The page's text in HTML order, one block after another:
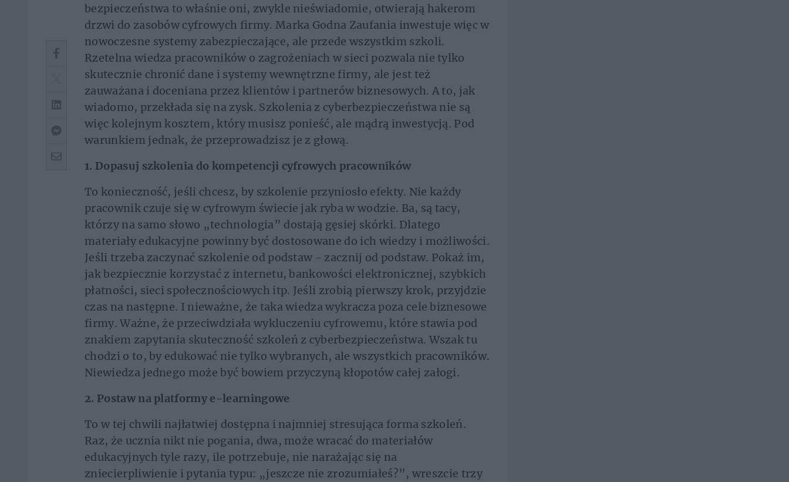
bezpieczeństwa to właśnie oni, zwykle nieświadomie, otwierają hakerom
drzwi do zasobów cyfrowych firmy. Marka Godna Zaufania inwestuje więc w
nowoczesne systemy zabezpieczające, ale przede wszystkim szkoli.
Rzetelna wiedza pracowników o zagrożeniach w sieci pozwala nie tylko
skutecznie chronić dane i systemy wewnętrzne firmy, ale jest też
zauważana i doceniana przez klientów i partnerów biznesowych. A to, jak
wiadomo, przekłada się na zysk. Szkolenia z cyberbezpieczeństwa nie są
więc kolejnym kosztem, który musisz ponieść, ale mądrą inwestycją. Pod
warunkiem jednak, że przeprowadzisz je z głową.
1. Dopasuj szkolenia do kompetencji cyfrowych pracowników
To konieczność, jeśli chcesz, by szkolenie przyniosło efekty. Nie każdy
pracownik czuje się w cyfrowym świecie jak ryba w wodzie. Ba, są tacy,
którzy na samo słowo „technologia” dostają gęsiej skórki. Dlatego
materiały edukacyjne powinny być dostosowane do ich wiedzy i możliwości.
Jeśli trzeba zaczynać szkolenie od podstaw - zacznij od podstaw. Pokaż im,
jak bezpiecznie korzystać z internetu, bankowości elektronicznej, szybkich
płatności, sieci społecznościowych itp. Jeśli zrobią pierwszy krok, przyjdzie
czas na następne. I nieważne, że taka wiedza wykracza poza cele biznesowe
firmy. Ważne, że przeciwdziała wykluczeniu cyfrowemu, które stawia pod
znakiem zapytania skuteczność szkoleń z cyberbezpieczeństwa. Wszak tu
chodzi o to, by edukować nie tylko wybranych, ale wszystkich pracowników.
Niewiedza jednego może być bowiem przyczyną kłopotów całej załogi.
2. Postaw na platformy e-learningowe
To w tej chwili najłatwiej dostępna i najmniej stresująca forma szkoleń.
Raz, że ucznia nikt nie pogania, dwa, może wracać do materiałów
edukacyjnych tyle razy, ile potrzebuje, nie narażając się na
zniecierpliwienie i pytania typu: „jeszcze nie zrozumiałeś?”, wreszcie trzy